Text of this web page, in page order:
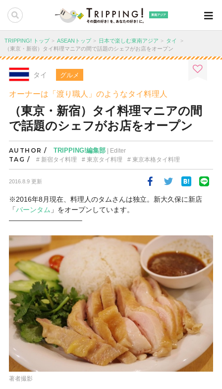
東南アジア
TRIPPING! トップ ASEANトップ 日本で楽しむ東南アジア
タイ
（東京・新宿）タイ料理マニアの間で話題のシェフがお店をオープン
タイ グルメ
オーナーは「渡り職人」のようなタイ料理人
（東京・新宿）タイ料理マニアの間
で話題のシェフがお店をオープン
AUTHOR / TRIPPING!編集部| Editer
TAG / 新宿タイ料理 東京タイ料理 東京本格タイ料理
2016.8.9 更新
※2016年8月現在、料理人のタムさんは独立。新大久保に新店
「バーンタム 」をオープンしています。
——————————–
著者撮影